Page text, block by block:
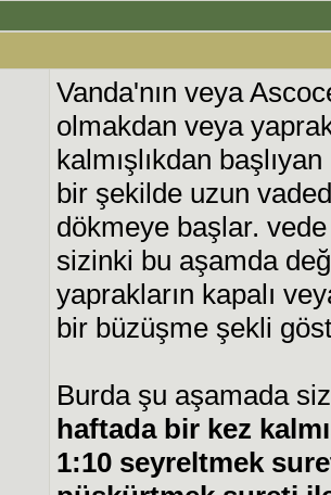
Vanda'nın veya
olmakdan veya
kalmışlıkdan
bir şekilde uzun
dökmeye başlar.
sizinki bu aşamda
yaprakların kapalı
bir büzüşme şekli
Burda şu aşamada
haftada bir kez
1:10 seyreltmek